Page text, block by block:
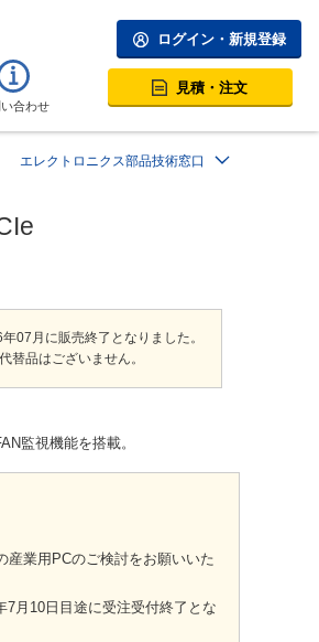
ログイン・新規登録
合わせ
見積・注文
エレクトロニクス部品技術窓口
07月に販売終了となりました。
替品はございません。
監視機能を搭載。
産業用PCのご検討をお願いいた
7月10日目途に受注受付終了とな